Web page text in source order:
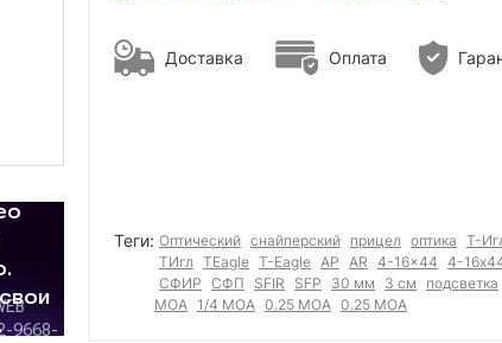
Доставка Оплата
Теги: Оптический снайперский прицел оптика Т-
ТИгл TEagle T-Eagle АР AR 4-16x44 4-
СФИР СФП SFIR SFP 30 мм 3 см подсветка
MOA 1/4 МОА 0.25 МОА 0.25 MOA